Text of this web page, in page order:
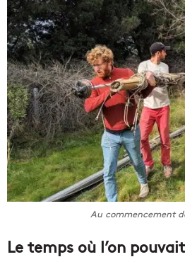
Au commencement
Le temps où l’on